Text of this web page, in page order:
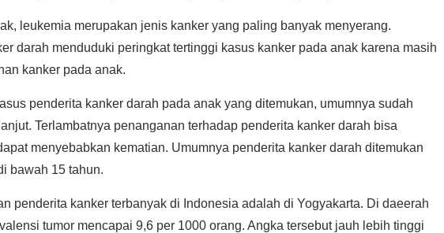
leukemia merupakan jenis kanker yang paling banyak menyerang.
darah menduduki peringkat tertinggi kasus kanker pada anak karena masih
kanker pada anak.
penderita kanker darah pada anak yang ditemukan, umumnya sudah
Terlambatnya penanganan terhadap penderita kanker darah bisa
menyebabkan kematian. Umumnya penderita kanker darah ditemukan
bawah 15 tahun.
penderita kanker terbanyak di Indonesia adalah di Yogyakarta. Di daeerah
tumor mencapai 9,6 per 1000 orang. Angka tersebut jauh lebih tinggi